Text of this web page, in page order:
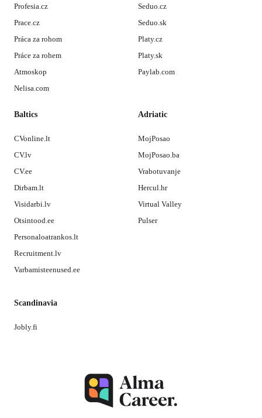
Profesia.cz
Prace.cz
Práca za rohom
Práce za rohem
Atmoskop
Nelisa.com
Seduo.cz
Seduo.sk
Platy.cz
Platy.sk
Paylab.com
Baltics
CVonline.lt
CV.lv
CV.ee
Dirbam.lt
Visidarbi.lv
Otsintood.ee
Personaloatrankos.lt
Recruitment.lv
Varbamisteenused.ee
Adriatic
MojPosao
MojPosao.ba
Vrabotuvanje
Hercul.hr
Virtual Valley
Pulser
Scandinavia
Jobly.fi